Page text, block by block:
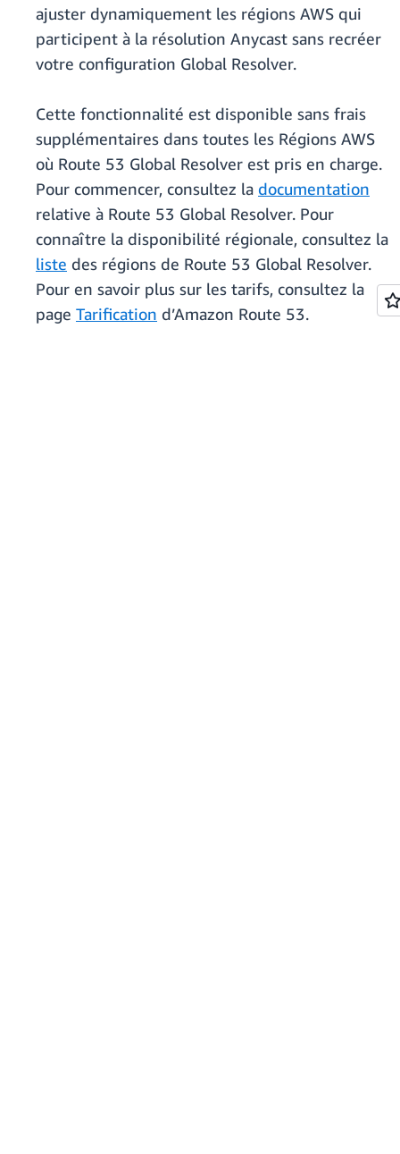
ajuster dynamiquement les régions AWS qui
participent à la résolution Anycast sans recréer
votre configuration Global Resolver.
Cette fonctionnalité est disponible sans frais
supplémentaires dans toutes les Régions AWS
où Route 53 Global Resolver est pris en charge.
Pour commencer, consultez la documentation
relative à Route 53 Global Resolver. Pour
connaître la disponibilité régionale, consultez la
liste des régions de Route 53 Global Resolver.
Pour en savoir plus sur les tarifs, consultez la
page Tarification d’Amazon Route 53.